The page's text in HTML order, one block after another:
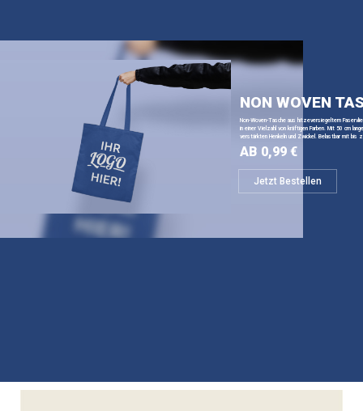
NON WOVEN
Non-Woven-Tasche aus hitzeversiegeltem
in einer Vielzahl von kräftigen Farben. Mit 50 cm
verstärkten Henkeln und Zwickel. Belastbar mit bis
Jetzt Bestellen
AB 0,99 €